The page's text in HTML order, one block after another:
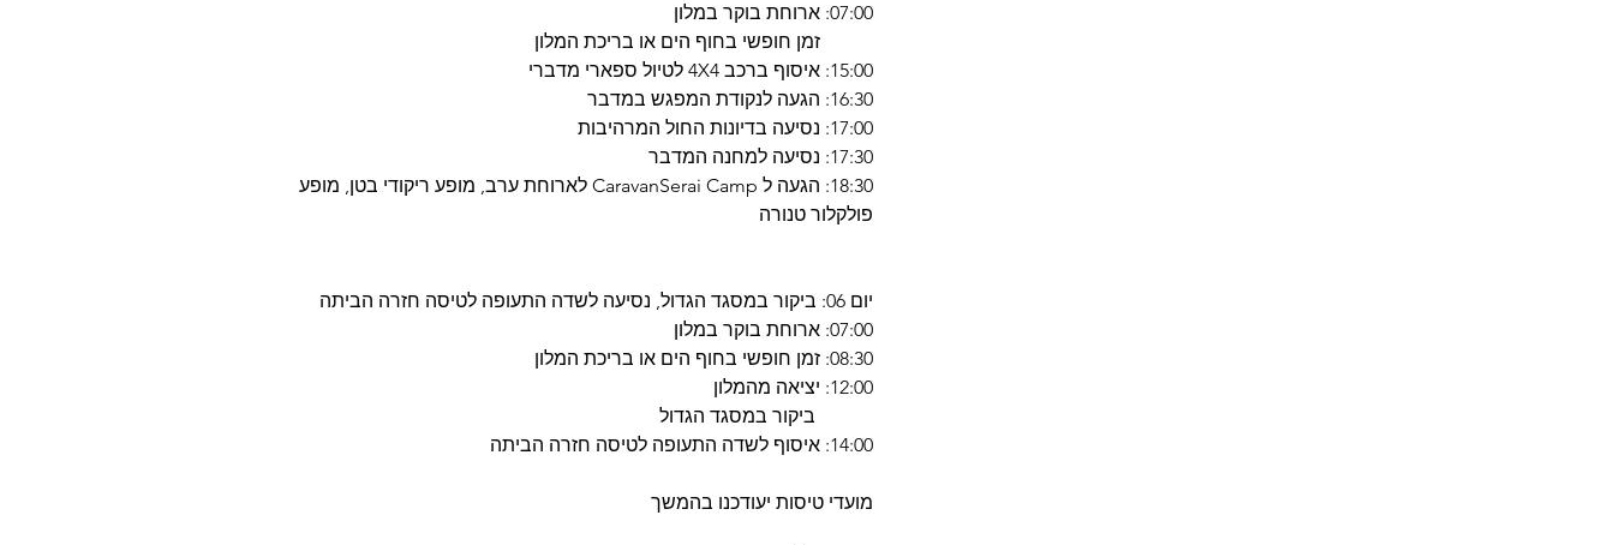
07:00: ארוחת בוקר במלון
זמן חופשי בחוף הים או בריכת המלון
15:00: איסוף ברכב 4X4 לטיול ספארי מדברי
16:30: הגעה לנקודת המפגש במדבר
17:00: נסיעה בדיונות החול המרהיבות
17:30: נסיעה למחנה המדבר
18:30: הגעה ל CaravanSerai Camp לארוחת ערב, מופע ריקודי בטן, מופע
פולקלור טנורה
יום 06: ביקור במסגד הגדול, נסיעה לשדה התעופה לטיסה חזרה הביתה
07:00: ארוחת בוקר במלון
08:30: זמן חופשי בחוף הים או בריכת המלון
12:00: יציאה מהמלון
ביקור במסגד הגדול
14:00: איסוף לשדה התעופה לטיסה חזרה הביתה
מועדי טיסות יעודכנו בהמשך